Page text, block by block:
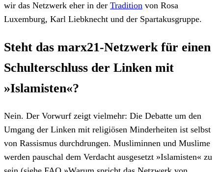
wir das Netzwerk eher in der Tradition von Rosa
Luxemburg, Karl Liebknecht und der Spartakusgruppe.
Steht das marx21-Netzwerk für einen
Schulterschluss der Linken mit
»Islamisten«?
Nein. Der Vorwurf zeigt vielmehr: Die Debatte um den
Umgang der Linken mit religiösen Minderheiten ist selbst
von Rassismus durchdrungen. Musliminnen und Muslime
werden pauschal dem Verdacht ausgesetzt »Islamisten« zu